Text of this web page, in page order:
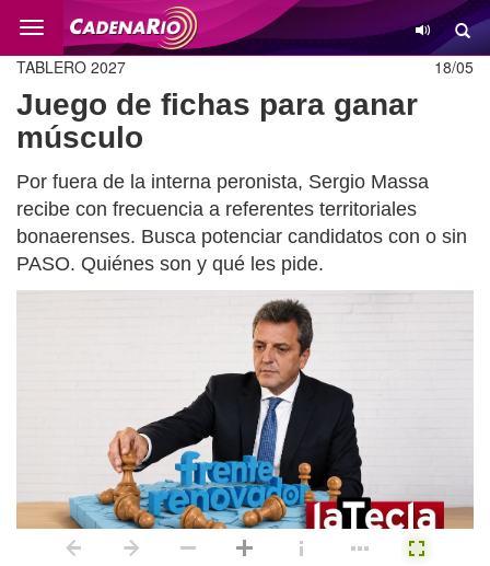
Cambio
18/05
TABLERO 2027
Juego de fichas para ganar
músculo
Por fuera de la interna peronista, Sergio Massa
recibe con frecuencia a referentes territoriales
bonaerenses. Busca potenciar candidatos con o sin
PASO. Quiénes son y qué les pide.